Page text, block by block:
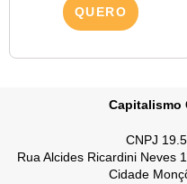
QUERO
Capitalismo
CNPJ
Rua Alcides Ricardini Neves
Cidade